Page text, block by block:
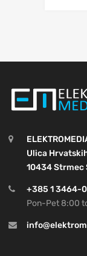
Ulica
10434 Strmec
+385 1 3464-
Pon-Pet 8:00